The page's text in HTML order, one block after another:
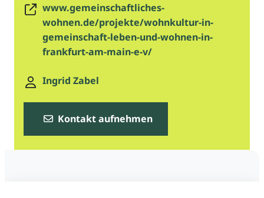
www.gemeinschaftliches-
wohnen.de/projekte/wohnkultur-in-
gemeinschaft-leben-und-wohnen-in-
frankfurt-am-main-e-v/
Ingrid Zabel
Kontakt aufnehmen